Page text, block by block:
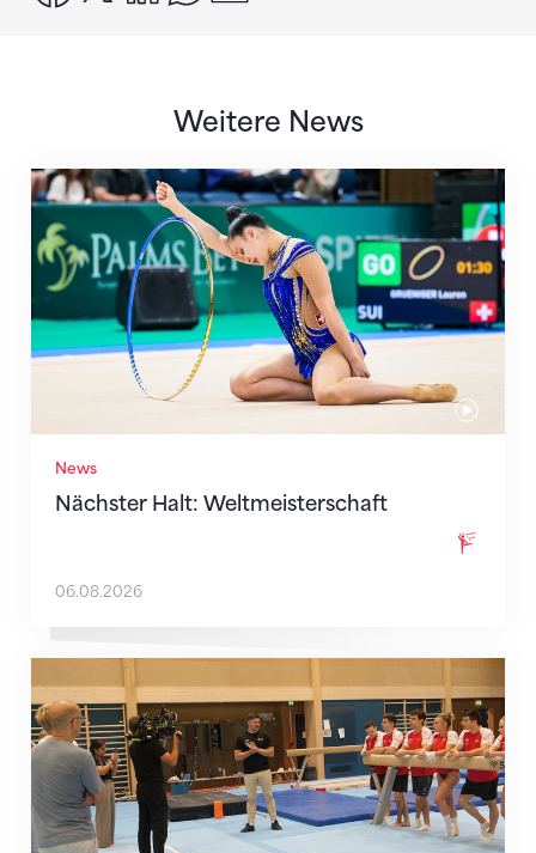
Weitere News
News
Nächster Halt: Weltmeisterschaft
Nächster Halt: Weltmeisterschaft
06.08.2026
Mit klaren Zielen nach Zagreb